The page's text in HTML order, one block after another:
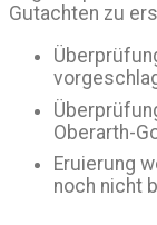
Gutachten zu
Oberarth-
Eruierung
noch nicht